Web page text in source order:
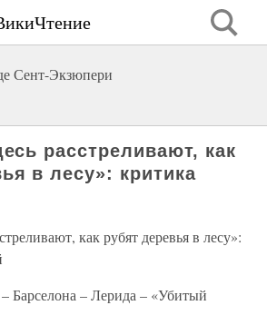
Сент-Экзюпери
расстреливают, как
в лесу»: критика
как рубят деревья в лесу»:
Барселона – Лерида – «Убитый